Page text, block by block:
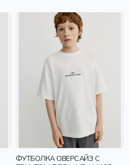
ФУТБОЛКА ОВЕРСАЙЗ С